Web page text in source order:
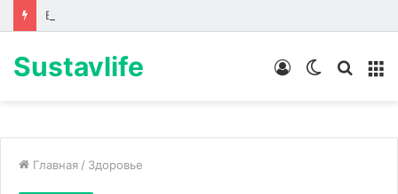
Sustavlife
Switch
Войти
Главная / Здоровье